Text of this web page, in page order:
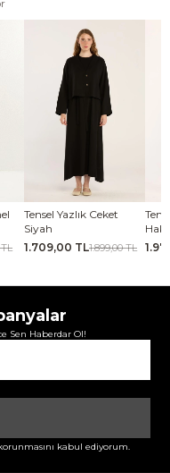
TL
Tensel Yazlık Ceket
Siyah
1.709,00 TL1.899,00 TL
Haki
Sen Haberdar Ol!
kabul ediyorum.